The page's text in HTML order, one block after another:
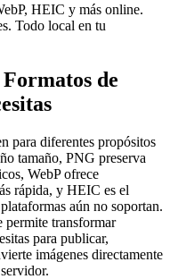
HEIC y más online.
Todo local en tu
de
para diferentes propósitos
tamaño, PNG preserva
WebP ofrece
rápida, y HEIC es el
aún no soportan.
permite transformar
para publicar,
imágenes directamente